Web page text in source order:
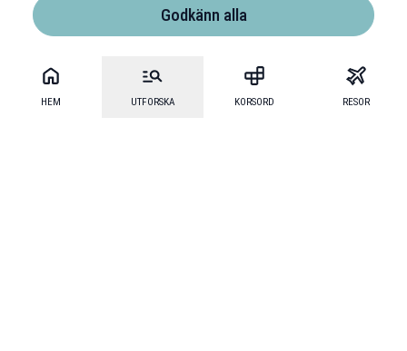
HEM UTFORSKA KORSORD RESOR
Godkänn alla